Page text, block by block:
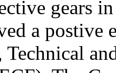
gears
a postive